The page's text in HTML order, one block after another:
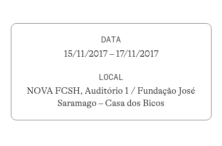
DATA
15/11/2017 – 17/11/2017
LOCAL
NOVA FCSH, Auditório 1 / Fundação José
Saramago – Casa dos Bicos